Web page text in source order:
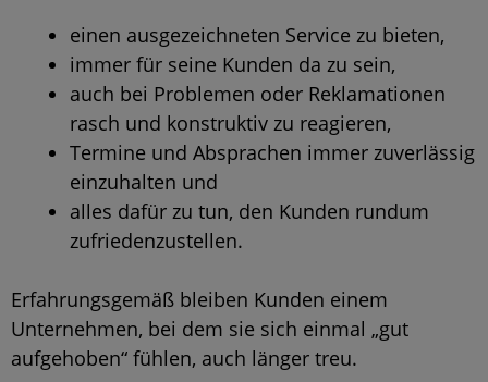
einen ausgezeichneten Service zu bieten,
immer für seine Kunden da zu sein,
auch bei Problemen oder Reklamationen
rasch und konstruktiv zu reagieren,
Termine und Absprachen immer zuverlässig
einzuhalten und
alles dafür zu tun, den Kunden rundum
zufriedenzustellen.
Erfahrungsgemäß bleiben Kunden einem
Unternehmen, bei dem sie sich einmal „gut
aufgehoben“ fühlen, auch länger treu.